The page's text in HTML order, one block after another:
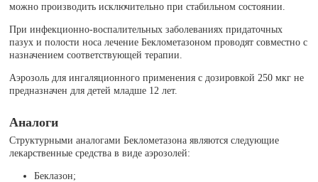
можно производить исключительно при стабильном состоянии.
При инфекционно-воспалительных заболеваниях придаточных
пазух и полости носа лечение Беклометазоном проводят совместно с
назначением соответствующей терапии.
Аэрозоль для ингаляционного применения с дозировкой 250 мкг не
предназначен для детей младше 12 лет.
Аналоги
Структурными аналогами Беклометазона являются следующие
лекарственные средства в виде аэрозолей:
Беклазон;